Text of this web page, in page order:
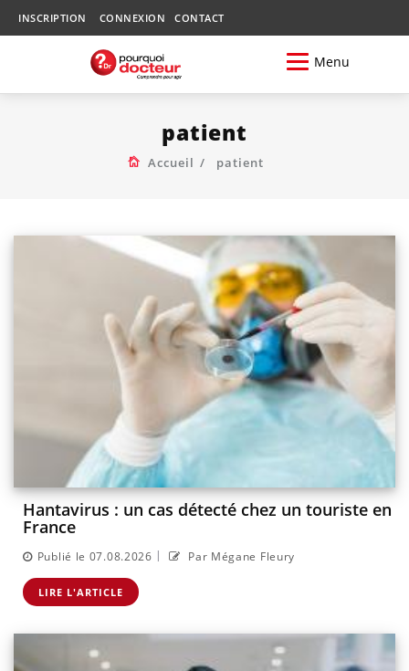
INSCRIPTION CONNEXION CONTACT
Menu
patient
Accueil patient
Hantavirus : un cas détecté chez un touriste en
France
Publié le 07.08.2026 | Par Mégane Fleury
LIRE L'ARTICLE